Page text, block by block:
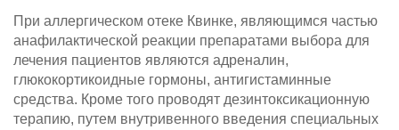
При аллергическом отеке Квинке, являющимся частью
анафилактической реакции препаратами выбора для
лечения пациентов являются адреналин,
глюкокортикоидные гормоны, антигистаминные
средства. Кроме того проводят дезинтоксикационную
терапию, путем внутривенного введения специальных